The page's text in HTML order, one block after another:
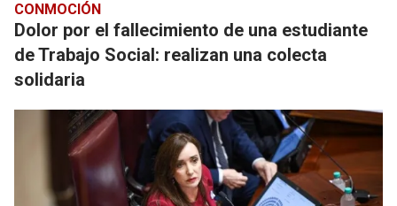
CONMOCIÓN
Dolor por el fallecimiento de una estudiante
de Trabajo Social: realizan una colecta
solidaria